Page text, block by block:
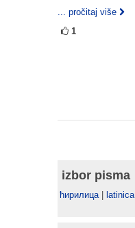
... pročitaj više
1
izbor pisma
ћирилица| latinica